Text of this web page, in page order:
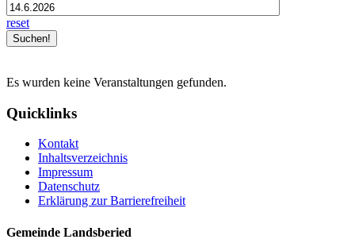
reset
Es wurden keine Veranstaltungen gefunden.
Quicklinks
Kontakt
Inhaltsverzeichnis
Impressum
Datenschutz
Erklärung zur Barrierefreiheit
Gemeinde Landsberied